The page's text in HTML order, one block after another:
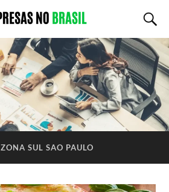
ZONA SUL SAO PAULO